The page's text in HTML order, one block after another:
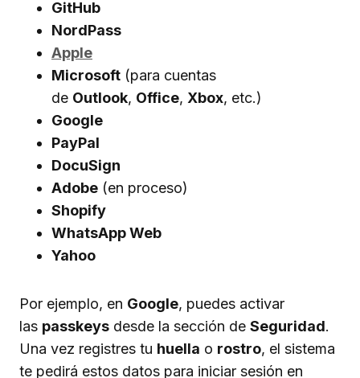
GitHub
NordPass
Apple
Microsoft (para cuentas
de Outlook, Office, Xbox, etc.)
Google
PayPal
DocuSign
Adobe (en proceso)
Shopify
WhatsApp Web
Yahoo
Por ejemplo, en Google, puedes activar
las passkeys desde la sección de Seguridad.
Una vez registres tu huella o rostro, el sistema
te pedirá estos datos para iniciar sesión en